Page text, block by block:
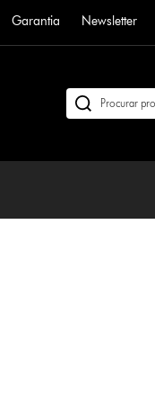
Garantia Newsletter
Pesquisar